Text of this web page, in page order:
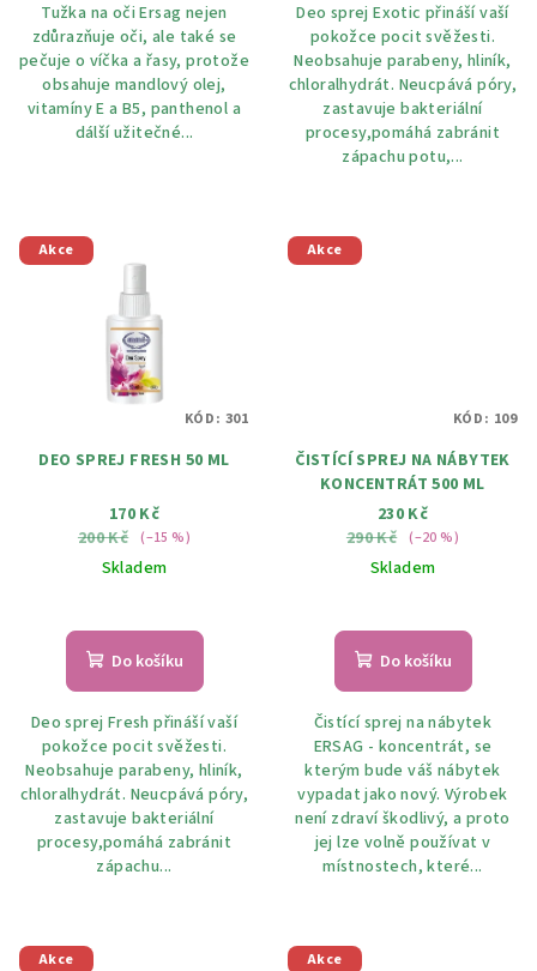
Tužka na oči Ersag nejen
zdůrazňuje oči, ale také se
pečuje o víčka a řasy, protože
obsahuje mandlový olej,
vitamíny E a B5, panthenol a
dálší užitečné...
Deo sprej Exotic přináší vaší
pokožce pocit svěžesti.
Neobsahuje parabeny, hliník,
chloralhydrát. Neucpává póry,
zastavuje bakteriální
procesy,pomáhá zabránit
zápachu potu,...
Akce
DEO SPREJ FRESH 50 ML
170 Kč
200 Kč (–15 %)
Skladem
Do košíku
Deo sprej Fresh přináší vaší
pokožce pocit svěžesti.
Neobsahuje parabeny, hliník,
chloralhydrát. Neucpává póry,
zastavuje bakteriální
procesy,pomáhá zabránit
zápachu...
KÓD: 301
Akce
ČISTÍCÍ SPREJ NA NÁBYTEK
KONCENTRÁT 500 ML
230 Kč
290 Kč (–20 %)
Skladem
Do košíku
Čistící sprej na nábytek
ERSAG - koncentrát, se
kterým bude váš nábytek
vypadat jako nový. Výrobek
není zdraví škodlivý, a proto
jej lze volně používat v
místnostech, které...
KÓD: 109
Akce Akce